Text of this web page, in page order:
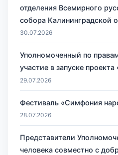
отделения Всемирного
собора Калининградской
30.07.2026
Уполномоченный по
участие в запуске
29.07.2026
Фестиваль «Симфония
28.07.2026
Представители
человека совместно с